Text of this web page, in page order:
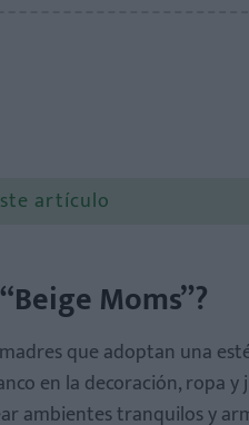
artículo
Moms”?
que adoptan una
en la decoración, ropa
ambientes tranquilos y